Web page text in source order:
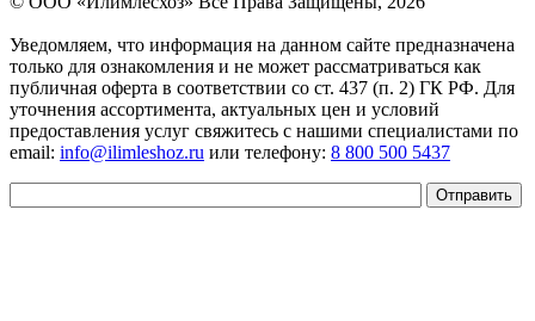
Уведомляем, что информация на данном сайте предназначена
только для ознакомления и не может рассматриваться как
публичная оферта в соответствии со ст. 437 (п. 2) ГК РФ. Для
уточнения ассортимента, актуальных цен и условий
предоставления услуг свяжитесь с нашими специалистами по
email: info@ilimleshoz.ru или телефону: 8 800 500 5437